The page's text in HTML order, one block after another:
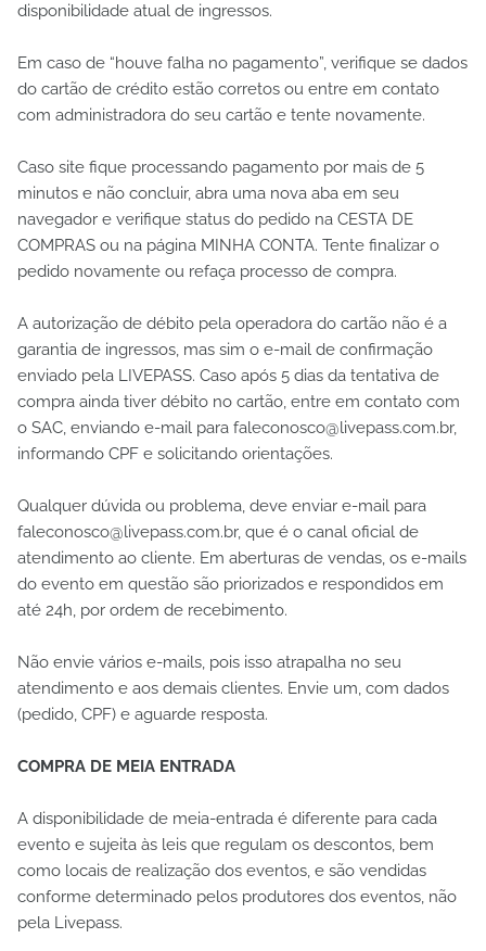
disponibilidade atual de ingressos.
Em caso de “houve falha no pagamento”, verifique se dados
do cartão de crédito estão corretos ou entre em contato
com administradora do seu cartão e tente novamente.
Caso site fique processando pagamento por mais de 5
minutos e não concluir, abra uma nova aba em seu
navegador e verifique status do pedido na CESTA DE
COMPRAS ou na página MINHA CONTA. Tente finalizar o
pedido novamente ou refaça processo de compra.
A autorização de débito pela operadora do cartão não é a
garantia de ingressos, mas sim o e-mail de confirmação
enviado pela LIVEPASS. Caso após 5 dias da tentativa de
compra ainda tiver débito no cartão, entre em contato com
o SAC, enviando e-mail para faleconosco@livepass.com.br,
informando CPF e solicitando orientações.
Qualquer dúvida ou problema, deve enviar e-mail para
faleconosco@livepass.com.br, que é o canal oficial de
atendimento ao cliente. Em aberturas de vendas, os e-mails
do evento em questão são priorizados e respondidos em
até 24h, por ordem de recebimento.
Não envie vários e-mails, pois isso atrapalha no seu
atendimento e aos demais clientes. Envie um, com dados
(pedido, CPF) e aguarde resposta.
COMPRA DE MEIA ENTRADA
A disponibilidade de meia-entrada é diferente para cada
evento e sujeita às leis que regulam os descontos, bem
como locais de realização dos eventos, e são vendidas
conforme determinado pelos produtores dos eventos, não
pela Livepass.